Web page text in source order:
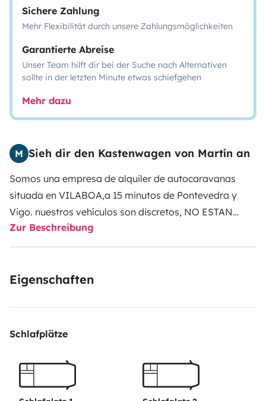
Sichere Zahlung
Mehr Flexibilität durch unsere Zahlungsmöglichkeiten
Garantierte Abreise
Unser Team hilft dir bei der Suche nach Alternativen
sollte in der letzten Minute etwas schiefgehen
Mehr dazu
M Sieh dir den Kastenwagen von Martín an
Somos una empresa de alquiler de autocaravanas
situada en VILABOA,a 15 minutos de Pontevedra y
Vigo. nuestros vehículos son discretos, NO ESTAN
ROTULADOS.Atención telefónica las 24h para
solucionar cualquier dudaAlquilamos esta camper de 4
160cvIncluye 400km diarios ,para alquileres de más de
de ofertas para esta temporada
Zur Beschreibung
Eigenschaften
Schlafplätze